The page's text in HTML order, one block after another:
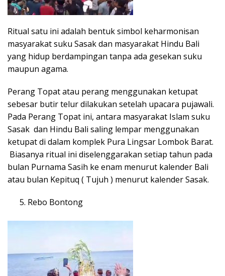
Ritual satu ini adalah bentuk simbol keharmonisan
masyarakat suku Sasak dan masyarakat Hindu Bali
yang hidup berdampingan tanpa ada gesekan suku
maupun agama.
Perang Topat atau perang menggunakan ketupat
sebesar butir telur dilakukan setelah upacara pujawali.
Pada Perang Topat ini, antara masyarakat Islam suku
Sasak dan Hindu Bali saling lempar menggunakan
ketupat di dalam komplek Pura Lingsar Lombok Barat.
Biasanya ritual ini diselenggarakan setiap tahun pada
bulan Purnama Sasih ke enam menurut kalender Bali
atau bulan Kepituq ( Tujuh ) menurut kalender Sasak.
Rebo Bontong